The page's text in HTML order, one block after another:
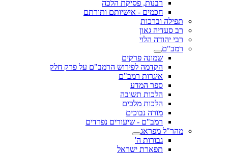
רבנות, פסיקת הלכה
חכמים - אישיותם ותורתם
תפילה וברכות
רב סעדיה גאון
רבי יהודה הלוי
רמב"ם
שמונה פרקים
הקדמה לפירוש הרמב"ם על פרק חלק
איגרות רמב"ם
ספר המדע
הלכות תשובה
הלכות מלכים
מורה נבוכים
רמב"ם - שיעורים נפרדים
מהר"ל מפראג
גבורות ה'
תפארת ישראל